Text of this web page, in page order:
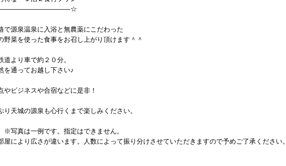
で源泉温泉に入浴と無農薬にこだわった
野菜を使った食事をお召し上がり頂けます＾＾
道より車で約２０分。
を通ってお越し下さい♪
やビジネスや合宿などに是非！
り天城の源泉も心行くまで楽しみください。
※写真は一例です。指定はできません。
屋により広さが違います。人数によって振り分けさせていただきますので予めご了承ください。